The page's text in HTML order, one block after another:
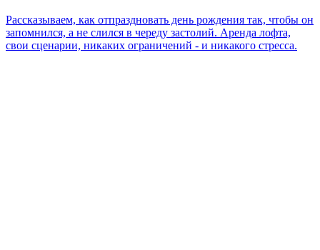
Рассказываем, как отпраздновать день рождения так, чтобы он
запомнился, а не слился в череду застолий. Аренда лофта,
свои сценарии, никаких ограничений - и никакого стресса.